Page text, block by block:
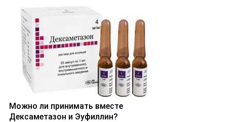
Можно ли принимать вместе
Дексаметазон и Эуфиллин?